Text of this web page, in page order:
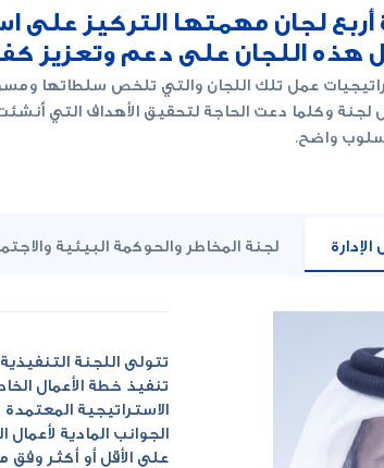
أربع لجان مهمتها التركيز
اللجان على دعم وتعزيز
عمل تلك اللجان والتي تلخص سلطاتها
لجنة وكلما دعت الحاجة لتحقيق الأهداف التي
واضح.
لجنة المخاطر والحوكمة البيئية
تتولى اللجنة
تنفيذ خطة الأعمال
الاستراتيجية
الجوانب المادية
على الأقل أو أكثر وفق